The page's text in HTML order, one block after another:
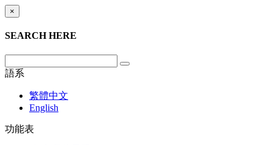
×
SEARCH HERE
語系
繁體中文
English
功能表